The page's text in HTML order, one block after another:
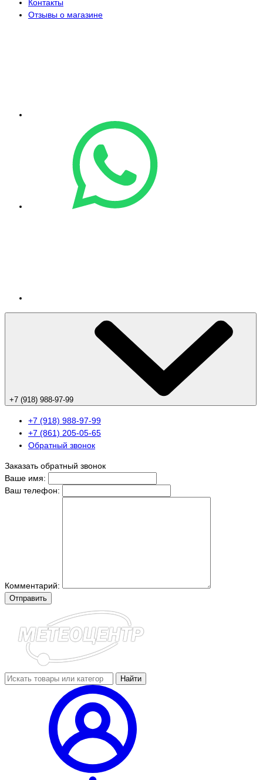
Контакты
Отзывы о магазине
+7 (918) 988-97-99
+7 (918) 988-97-99
+7 (861) 205-05-65
Обратный звонок
Заказать обратный звонок
Ваше имя:
Ваш телефон:
Комментарий:
Отправить
Найти